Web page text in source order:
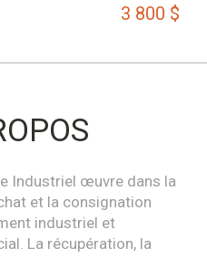
3 800 $
Industriel œuvre dans la
et la consignation
industriel et
La récupération, la